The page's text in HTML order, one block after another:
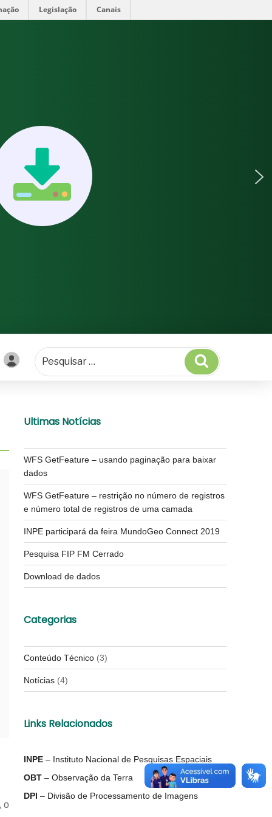
Legislação Canais
Pesquisar
o
Ultimas Notícias
WFS GetFeature – usando paginação para baixar
dados
WFS GetFeature – restrição no número de registros
e número total de registros de uma camada
INPE participará da feira MundoGeo Connect 2019
Pesquisa FIP FM Cerrado
Download de dados
Categorias
Conteúdo Técnico(3)
Notícias(4)
Links Relacionados
INPE– Instituto Nacional de Pesquisas Espaciais
OBT– Observação da Terra
DPI – Divisão de Processamento de Imagens